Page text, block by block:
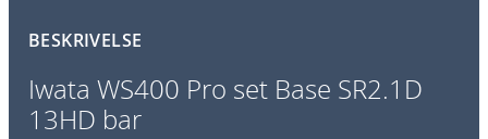
0
R
2
BESKRIVELSE
Iwata WS400 Pro set Base SR2.1D
13HD bar